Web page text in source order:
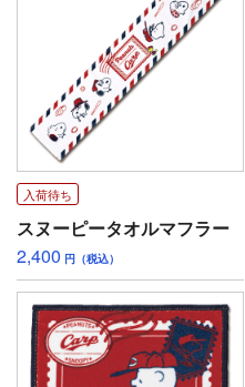
入荷待ち
スヌーピータオルマフラー
2,400 円（税込）